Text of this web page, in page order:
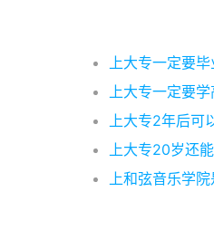
上大专一定要
上大专一定要学
上大专2年后可
上大专20岁还
上和弦音乐学